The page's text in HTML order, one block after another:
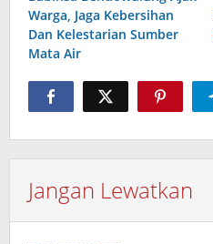
Warga, Jaga Kebersihan
Dan Kelestarian Sumber
Mata Air
Jangan Lewatkan